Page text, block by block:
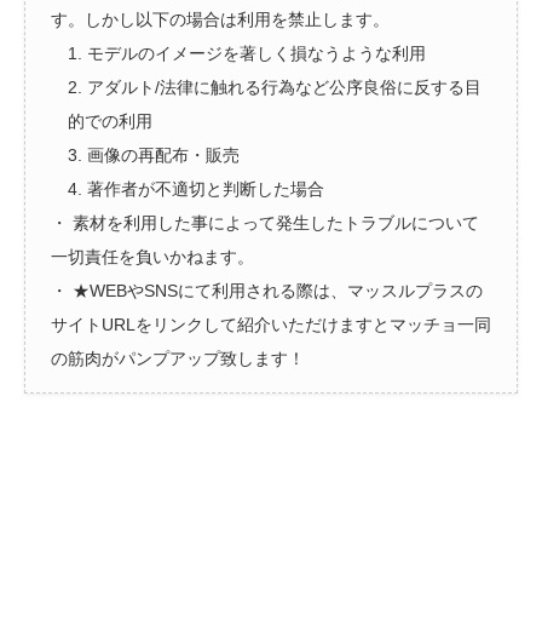
す。しかし以下の場合は利用を禁止します。
1. モデルのイメージを著しく損なうような利用
2. アダルト/法律に触れる行為など公序良俗に反する目
的での利用
3. 画像の再配布・販売
4. 著作者が不適切と判断した場合
・ 素材を利用した事によって発生したトラブルについて
一切責任を負いかねます。
・ ★WEBやSNSにて利用される際は、マッスルプラスの
サイトURLをリンクして紹介いただけますとマッチョ一同
の筋肉がパンプアップ致します！